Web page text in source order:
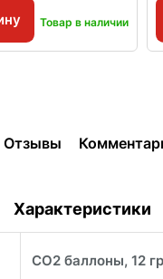
Товар в наличии
Отзывы
Характеристики
CO2 баллоны, 12